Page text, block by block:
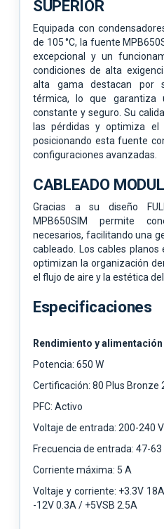
SUPERIOR
Equipada con
de 105 °C, la fuente
excepcional y un
condiciones de alta
alta gama destacan por
térmica, lo que garantiza
constante y seguro. Su
las pérdidas y optimiza el
posicionando esta fuente
configuraciones avanzadas.
CABLEADO
Gracias a su diseño
MPB650SIM permite
necesarios, facilitando una
cableado. Los cables
optimizan la organización
el flujo de aire y la estética
Especificaciones
Rendimiento y alimentación
Potencia: 650 W
Certificación: 80 Plus Bronze
PFC: Activo
Voltaje de entrada: 200-240 V
Frecuencia de entrada: 47-63
Corriente máxima: 5 A
Voltaje y corriente: +3.3V
-12V 0.3A / +5VSB 2.5A